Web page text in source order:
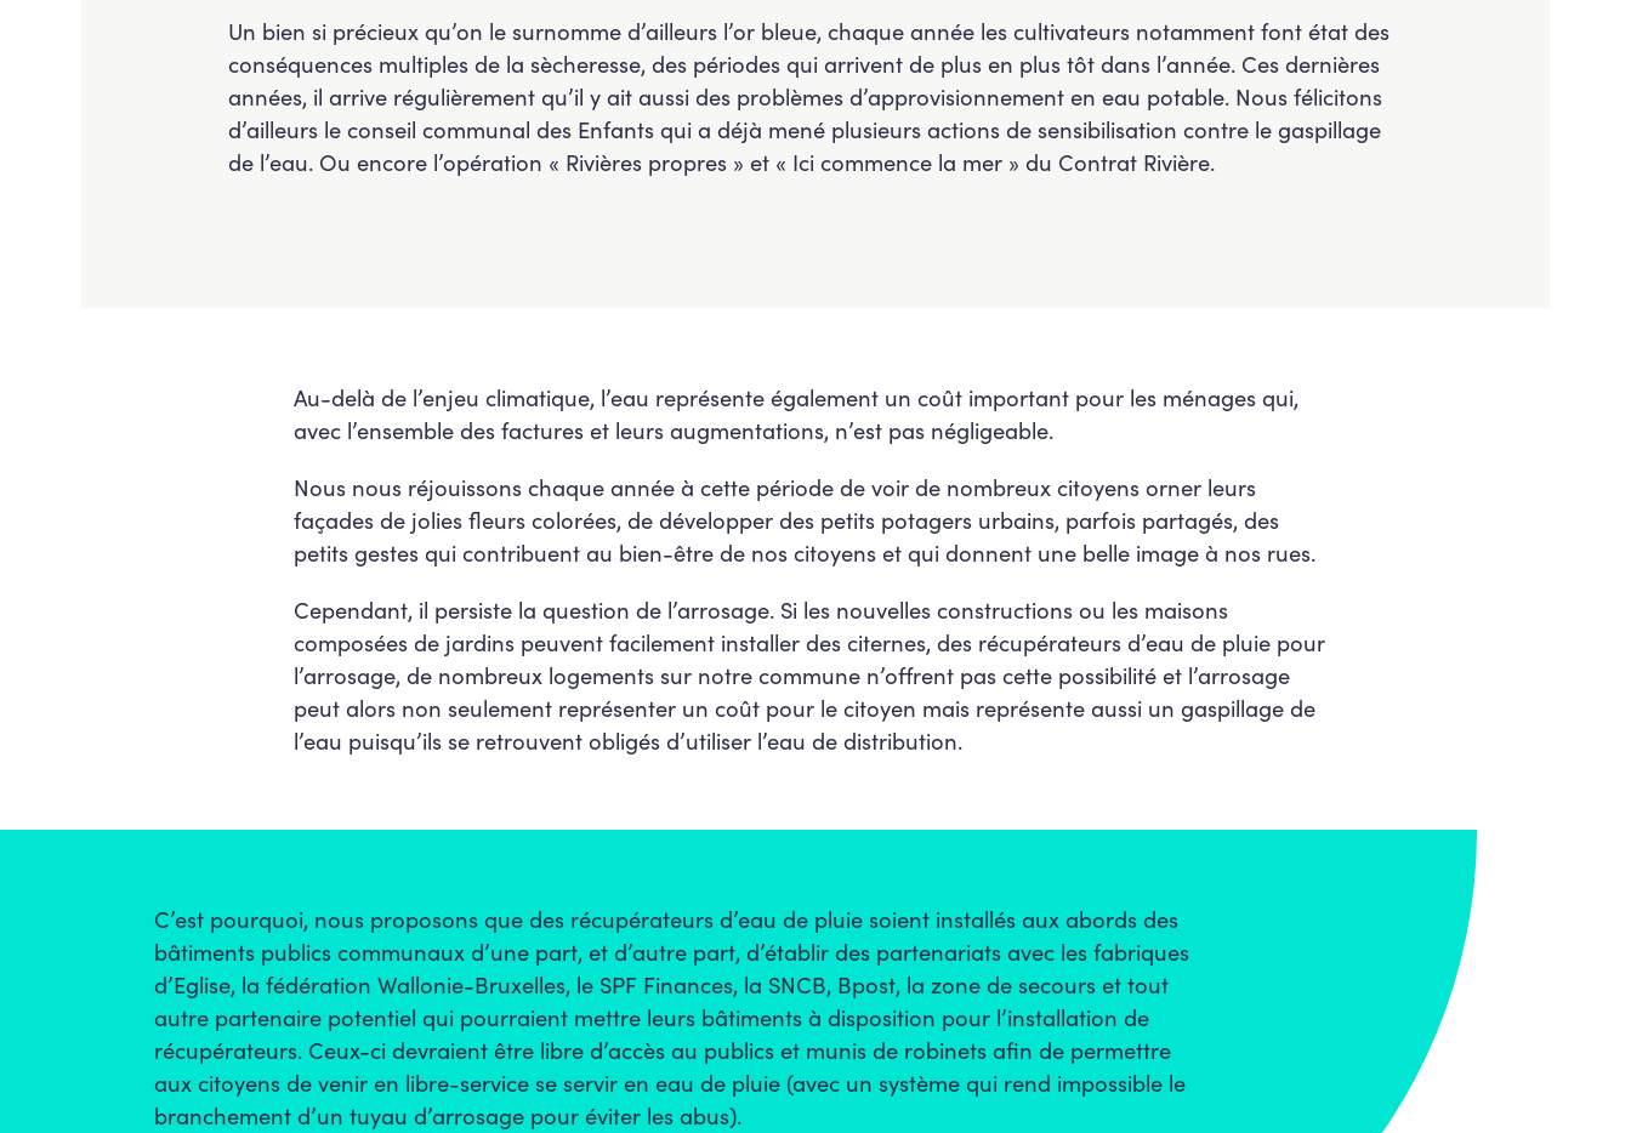
Un bien si précieux qu’on le surnomme d’ailleurs l’or bleue, chaque année les cultivateurs notamment font état des
conséquences multiples de la sècheresse, des périodes qui arrivent de plus en plus tôt dans l’année. Ces dernières
années, il arrive régulièrement qu’il y ait aussi des problèmes d’approvisionnement en eau potable. Nous félicitons
d’ailleurs le conseil communal des Enfants qui a déjà mené plusieurs actions de sensibilisation contre le gaspillage
de l’eau. Ou encore l’opération « Rivières propres » et « Ici commence la mer » du Contrat Rivière.
Au-delà de l’enjeu climatique, l’eau représente également un coût important pour les ménages qui,
avec l’ensemble des factures et leurs augmentations, n’est pas négligeable.
Nous nous réjouissons chaque année à cette période de voir de nombreux citoyens orner leurs
façades de jolies fleurs colorées, de développer des petits potagers urbains, parfois partagés, des
petits gestes qui contribuent au bien-être de nos citoyens et qui donnent une belle image à nos rues.
Cependant, il persiste la question de l’arrosage. Si les nouvelles constructions ou les maisons
composées de jardins peuvent facilement installer des citernes, des récupérateurs d’eau de pluie pour
l’arrosage, de nombreux logements sur notre commune n’offrent pas cette possibilité et l’arrosage
peut alors non seulement représenter un coût pour le citoyen mais représente aussi un gaspillage de
l’eau puisqu’ils se retrouvent obligés d’utiliser l’eau de distribution.
C’est pourquoi, nous proposons que des récupérateurs d’eau de pluie soient installés aux abords des
bâtiments publics communaux d’une part, et d’autre part, d’établir des partenariats avec les fabriques
d’Eglise, la fédération Wallonie-Bruxelles, le SPF Finances, la SNCB, Bpost, la zone de secours et tout
autre partenaire potentiel qui pourraient mettre leurs bâtiments à disposition pour l’installation de
récupérateurs. Ceux-ci devraient être libre d’accès au publics et munis de robinets afin de permettre
aux citoyens de venir en libre-service se servir en eau de pluie (avec un système qui rend impossible le
branchement d’un tuyau d’arrosage pour éviter les abus).